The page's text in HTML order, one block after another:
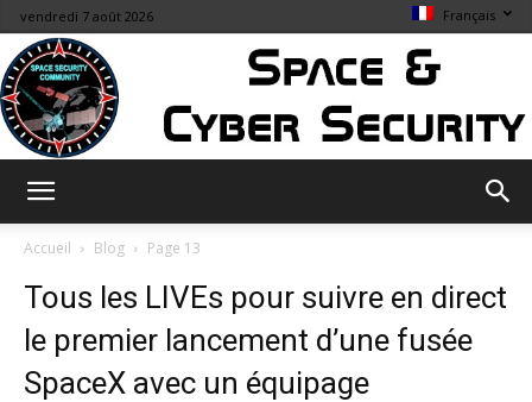
vendredi 7 août 2026 Français
Accueil Blog Page 13
Tous les LIVEs pour suivre en direct
le premier lancement d’une fusée
SpaceX avec un équipage